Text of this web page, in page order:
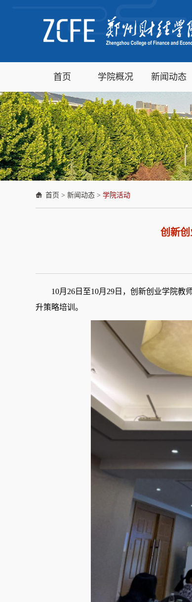
首页 学院概况 新闻动态
首页 > 新闻动态 > 学院活动
创新
10月26日至10月29日， 创新创业学院教
升策略培训 。